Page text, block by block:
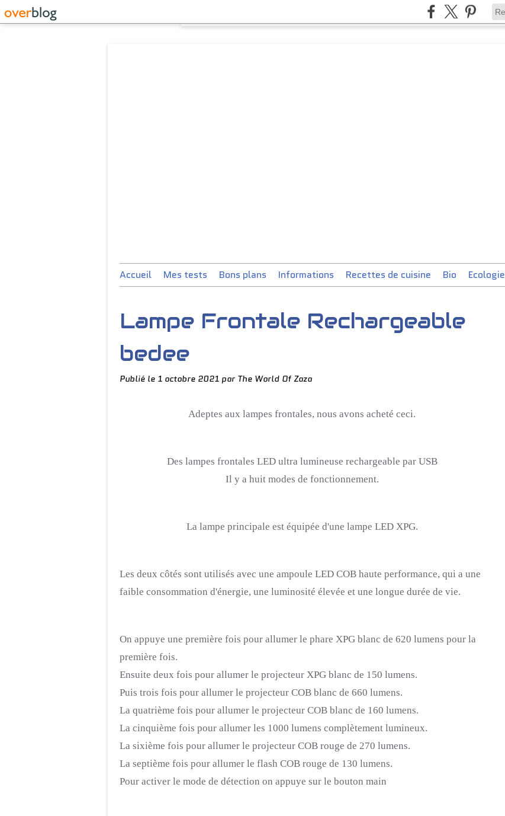
Accueil Mes tests Bons plans Informations Recettes de cuisine Bio Ecologie
Lampe Frontale Rechargeable
bedee
Publié le 1 octobre 2021 par The World Of Zaza
Adeptes aux lampes frontales, nous avons acheté ceci.
Des lampes frontales LED ultra lumineuse rechargeable par USB
Il y a huit modes de fonctionnement.
La lampe principale est équipée d'une lampe LED XPG.
Les deux côtés sont utilisés avec une ampoule LED COB haute performance, qui a une
faible consommation d'énergie, une luminosité élevée et une longue durée de vie.
On appuye une première fois pour allumer le phare XPG blanc de 620 lumens pour la
première fois.
Ensuite deux fois pour allumer le projecteur XPG blanc de 150 lumens.
Puis trois fois pour allumer le projecteur COB blanc de 660 lumens.
La quatrième fois pour allumer le projecteur COB blanc de 160 lumens.
La cinquième fois pour allumer les 1000 lumens complètement lumineux.
La sixième fois pour allumer le projecteur COB rouge de 270 lumens.
La septième fois pour allumer le flash COB rouge de 130 lumens.
Pour activer le mode de détection on appuye sur le bouton main